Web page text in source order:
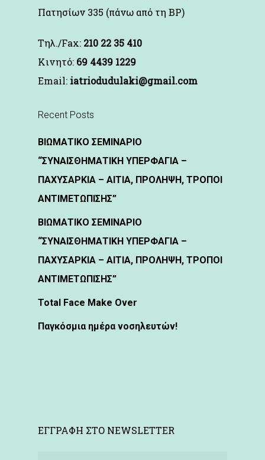
Πατησίων 335 (πάνω από τη BP)
Τηλ./Fax: 210 22 35 410
Kινητό: 69 4439 1229
Email: iatriodudulaki@gmail.com
Recent Posts
ΒΙΩΜΑΤΙΚΟ ΣΕΜΙΝΑΡΙΟ
“ΣΥΝΑΙΣΘΗΜΑΤΙΚΗ ΥΠΕΡΦΑΓΙΑ –
ΠΑΧΥΣΑΡΚΙΑ – ΑΙΤΙΑ, ΠΡΟΛΗΨΗ, ΤΡΟΠΟΙ
ΑΝΤΙΜΕΤΩΠΙΣΗΣ”
ΒΙΩΜΑΤΙΚΟ ΣΕΜΙΝΑΡΙΟ
“ΣΥΝΑΙΣΘΗΜΑΤΙΚΗ ΥΠΕΡΦΑΓΙΑ –
ΠΑΧΥΣΑΡΚΙΑ – ΑΙΤΙΑ, ΠΡΟΛΗΨΗ, ΤΡΟΠΟΙ
ΑΝΤΙΜΕΤΩΠΙΣΗΣ”
Total Face Make Over
Παγκόσμια ημέρα νοσηλευτών!
ΕΓΓΡΑΦΗ ΣΤΟ NEWSLETTER